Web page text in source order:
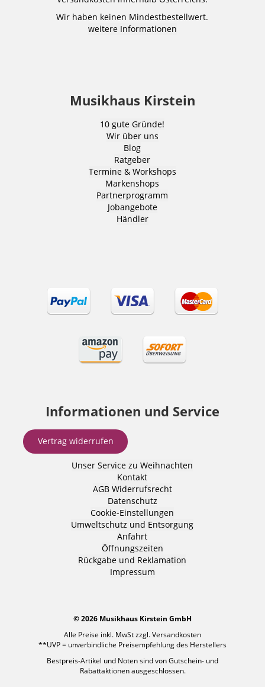
Wir haben keinen Mindestbestellwert.
weitere Informationen
Musikhaus Kirstein
10 gute Gründe!
Wir über uns
Blog
Ratgeber
Termine & Workshops
Markenshops
Partnerprogramm
Jobangebote
Händler
Informationen und Service
Vertrag widerrufen
Unser Service zu Weihnachten
Kontakt
AGB Widerrufsrecht
Datenschutz
Cookie-Einstellungen
Umweltschutz und Entsorgung
Anfahrt
Öffnungszeiten
Rückgabe und Reklamation
Impressum
© 2026 Musikhaus Kirstein GmbH
Alle Preise inkl. MwSt zzgl.Versandkosten
**UVP = unverbindliche Preisempfehlung des Herstellers
Bestpreis-Artikel und Noten sind von Gutschein- und
Rabattaktionen ausgeschlossen.